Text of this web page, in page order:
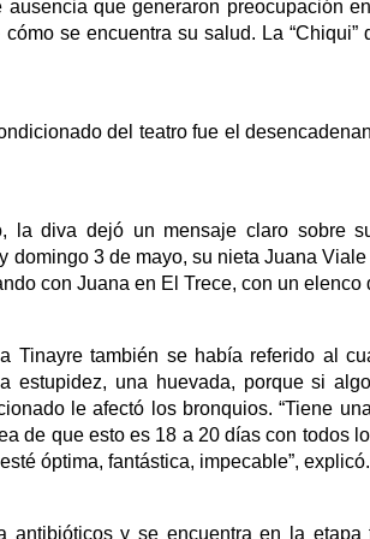
que generaron preocupación
se encuentra su salud. La
del teatro fue el
la diva dejó un mensaje claro sobre
domingo 3 de mayo, su nieta Juana
con Juana en El Trece, con un elenco
Tinayre también se había referido al
estupidez, una huevada, porque si
le afectó los bronquios. “Tiene
de que esto es 18 a 20 días con todos
óptima, fantástica, impecable”, explicó.
antibióticos y se encuentra en la